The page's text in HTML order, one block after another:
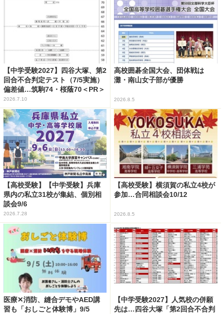
【中学受験2027】四谷大塚、第2
回合不合判定テスト（7/5実施）
偏差値…筑駒74・桜蔭70＜PR＞
2026.7.10
高校囲碁全国大会、団体戦は
灘・南山女子部が優勝
2026.8.5
【高校受験】【中学受験】兵庫
県内の私立31校が集結、個別相
談会9/6
2026.7.28
【高校受験】横須賀の私立4校が
参加…合同相談会10/12
2026.8.5
医療✕消防、縫合デモやAED講
習も「おしごと体験博」9/5
【中学受験2027】人気校の併願
先は…四谷大塚「第2回合不合判